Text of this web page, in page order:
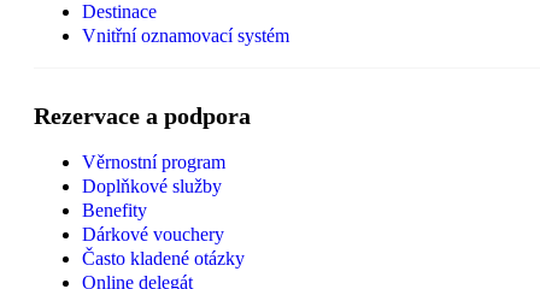
Destinace
Vnitřní oznamovací systém
Rezervace a podpora
Věrnostní program
Doplňkové služby
Benefity
Dárkové vouchery
Často kladené otázky
Online delegát